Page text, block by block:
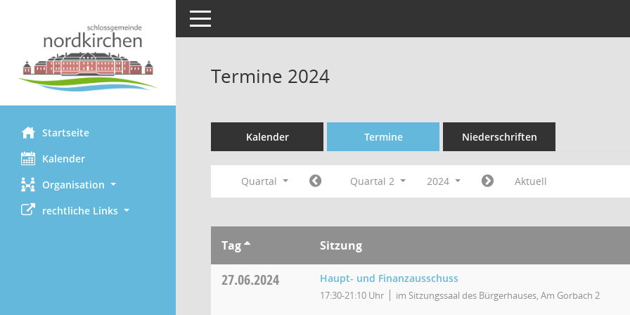
Startseite
Kalender
Organisation
rechtliche Links
Toggle navigation
Termine 2024
Kalender Termine Niederschriften
Quartal Quartal 2 2024 Aktuell
Tag Sitzung
27.06.2024 Haupt- und Finanzausschuss
17:30-21:10 Uhr im Sitzungssaal des Bürgerhauses, Am Gorbach 2